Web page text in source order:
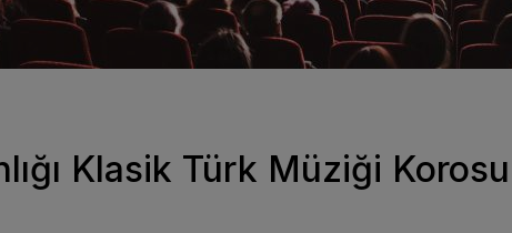
Klasik Türk Müziği Korosu